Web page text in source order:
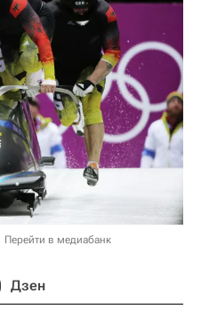
Перейти в медиабанк
Дзен